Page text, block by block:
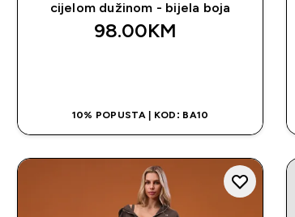
cijelom dužinom - bijela boja
98.00KM‎
10% POPUSTA | KOD: BA10